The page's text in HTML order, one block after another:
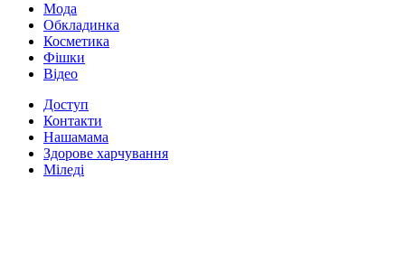
Мода
Обкладинка
Косметика
Фішки
Відео
Доступ
Контакти
Нашамама
Здорове харчування
Міледі